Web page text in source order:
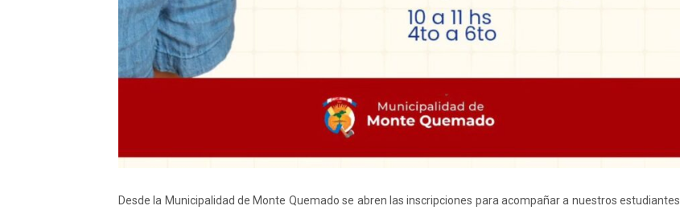
Desde la Municipalidad de Monte Quemado se abren las inscripciones para acompañar a nuestros estudiantes